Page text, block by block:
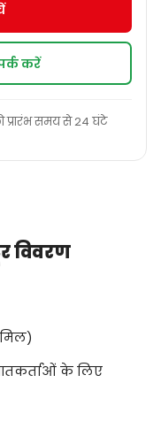
विवरण
के लिए
करें
प्रारंभ समय से 24 घंटे